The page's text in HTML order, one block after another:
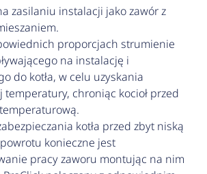
zasilaniu instalacji jako zawór z
proporcjach strumienie
na instalację i
do kotła, w celu uzyskania
chroniąc kocioł przed
kotła przed zbyt niską
konieczne jest
pracy zaworu montując na nim